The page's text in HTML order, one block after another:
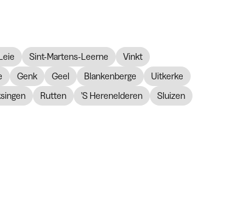
Sint-Martens-Leerne
Vinkt
Genk Geel Blankenberge
Uitkerke
Rutten 'S Herenelderen Sluizen